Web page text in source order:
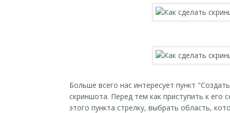
Больше всего нас интересует пункт
скриншота. Перед тем как приступить к
этого пункта стрелку, выбрать область,